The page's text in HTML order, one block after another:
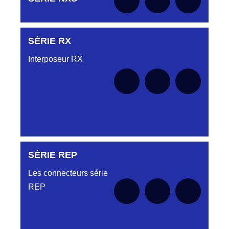
le moment
Aucune pièce disponible pour cette série pour
SÉRIE RX
Interposeur RX
Aucune pièce disponible pour cette série pour
SÉRIE REP
Les connecteurs série
REP